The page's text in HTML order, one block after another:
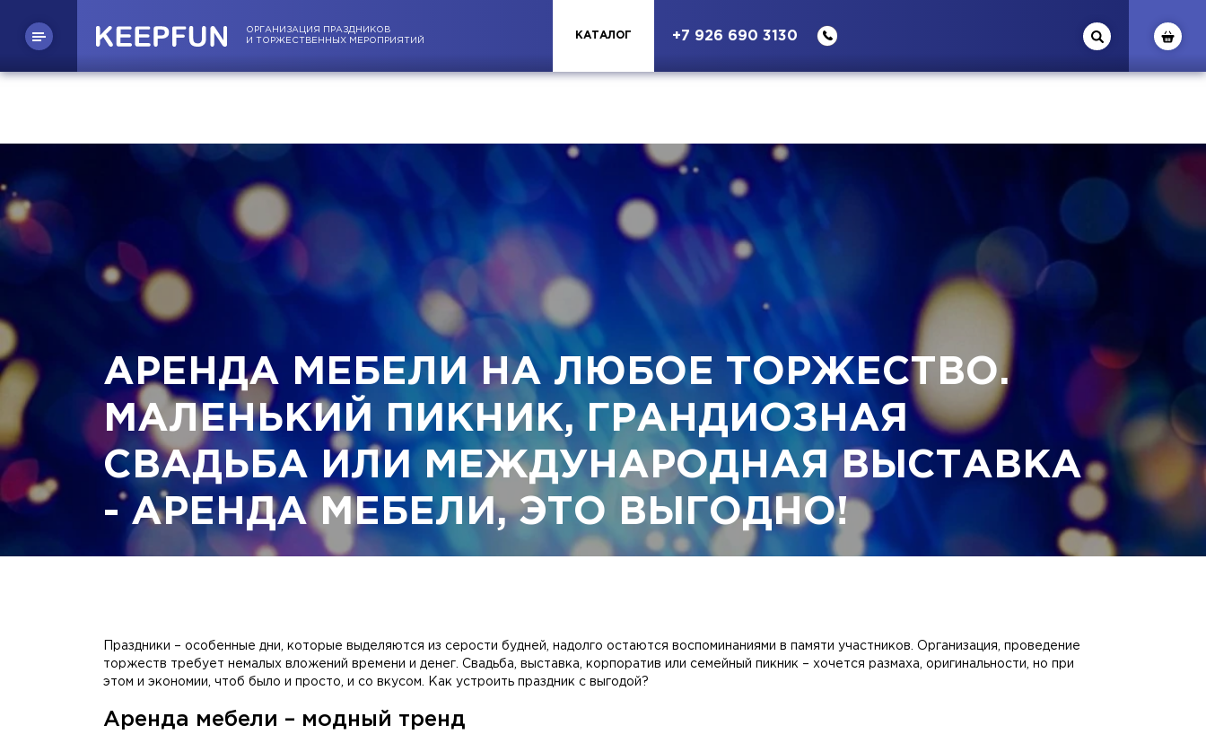
ОРГАНИЗАЦИЯ ПРАЗДНИКОВ
И ТОРЖЕСТВЕННЫХ МЕРОПРИЯТИЙ
КАТАЛОГ +7 926 690 3130
АРЕНДА МЕБЕЛИ НА ЛЮБОЕ ТОРЖЕСТВО.
МАЛЕНЬКИЙ ПИКНИК, ГРАНДИОЗНАЯ
СВАДЬБА ИЛИ МЕЖДУНАРОДНАЯ ВЫСТАВКА
- АРЕНДА МЕБЕЛИ, ЭТО ВЫГОДНО!
Праздники – особенные дни, которые выделяются из серости будней, надолго остаются воспоминаниями в памяти участников. Организация, проведение
торжеств требует немалых вложений времени и денег. Свадьба, выставка, корпоратив или семейный пикник – хочется размаха, оригинальности, но при
этом и экономии, чтоб было и просто, и со вкусом. Как устроить праздник с выгодой?
Аренда мебели – модный тренд